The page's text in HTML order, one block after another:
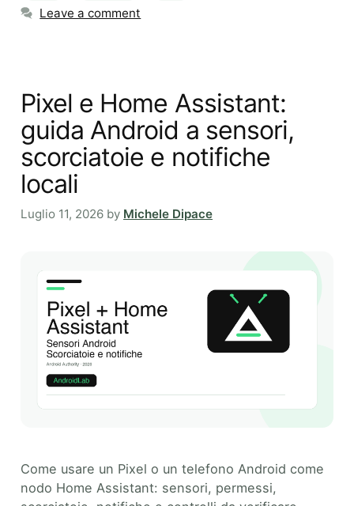
Leave a comment
Pixel e Home Assistant:
guida Android a sensori,
scorciatoie e notifiche
locali
Luglio 11, 2026 by Michele Dipace
Come usare un Pixel o un telefono Android come
nodo Home Assistant: sensori, permessi,